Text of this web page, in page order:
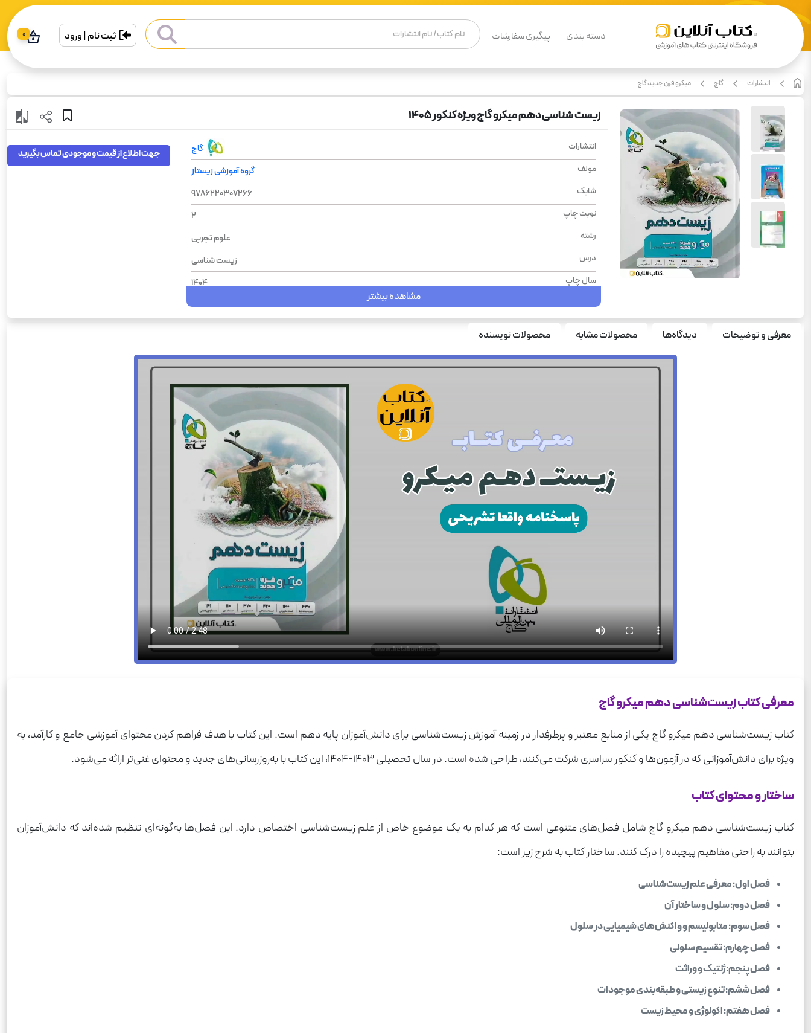
دسته بندی پیگیری سفارشات ثبت نام | ورود 0
انتشارات گاج میکرو قرن جدید گاج
زیست شناسی دهم میکرو گاج ویژه کنکور 1405
انتشارات
گاج
مولف
گروه آموزشی زیستاز
شابک
9786220307266
نوبت چاپ
2
رشته
علوم تجربی
درس
زیست شناسی
سال چاپ
1404
میکرو
پایه
مشاهده بیشتر
جهت اطلاع از قیمت و موجودی تماس بگیرید
معرفی و توضیحات دیدگاه‌ها محصولات مشابه محصولات نویسنده
معرفی کتاب زیست‌شناسی دهم میکرو گاج
کتاب زیست‌شناسی دهم میکرو گاج یکی از منابع معتبر و پرطرفدار در زمینه آموزش زیست‌شناسی برای دانش‌آموزان پایه دهم است. این کتاب با هدف فراهم کردن محتوای آموزشی جامع و کارآمد، به
ویژه برای دانش‌آموزانی که در آزمون‌ها و کنکور سراسری شرکت می‌کنند، طراحی شده است. در سال تحصیلی 1403-1404، این کتاب با به‌روزرسانی‌های جدید و محتوای غنی‌تر ارائه می‌شود.
ساختار و محتوای کتاب
کتاب زیست‌شناسی دهم میکرو گاج شامل فصل‌های متنوعی است که هر کدام به یک موضوع خاص از علم زیست‌شناسی اختصاص دارد. این فصل‌ها به‌گونه‌ای تنظیم شده‌اند که دانش‌آموزان
بتوانند به راحتی مفاهیم پیچیده را درک کنند. ساختار کتاب به شرح زیر است:
فصل اول: معرفی علم زیست‌شناسی
فصل دوم: سلول و ساختار آن
فصل سوم: متابولیسم و واکنش‌های شیمیایی در سلول
فصل چهارم: تقسیم سلولی
فصل پنجم: ژنتیک و وراثت
فصل ششم: تنوع زیستی و طبقه‌بندی موجودات
فصل هفتم: اکولوژی و محیط زیست